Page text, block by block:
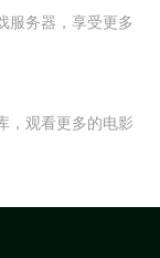
服务器，享受更多
，观看更多的电影